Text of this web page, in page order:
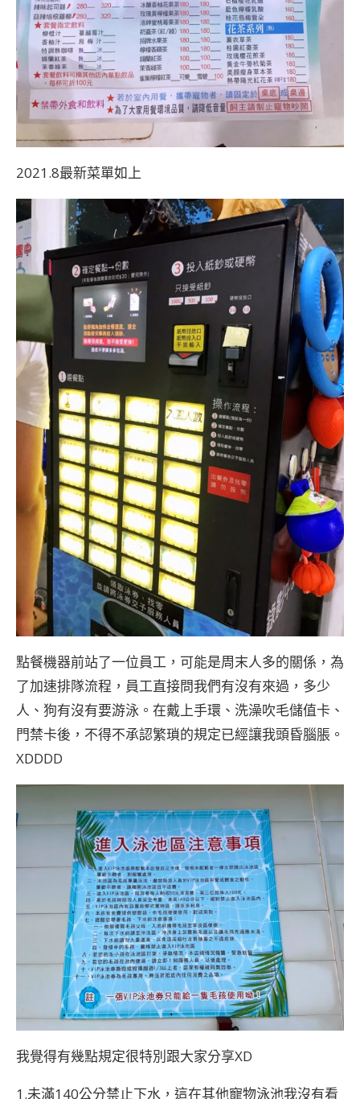
2021.8最新菜單如上
點餐機器前站了一位員工，可能是周末人多的關係，為
了加速排隊流程，員工直接問我們有沒有來過，多少
人、狗有沒有要游泳。在戴上手環、洗澡吹毛儲值卡、
門禁卡後，不得不承認繁瑣的規定已經讓我頭昏腦脹。
XDDDD
我覺得有幾點規定很特別跟大家分享XD
1.未滿140公分禁止下水，這在其他寵物泳池我沒有看